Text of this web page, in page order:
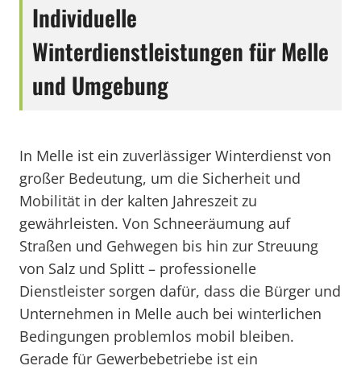
Individuelle
Winterdienstleistungen für Melle
und Umgebung
In Melle ist ein zuverlässiger Winterdienst von
großer Bedeutung, um die Sicherheit und
Mobilität in der kalten Jahreszeit zu
gewährleisten. Von Schneeräumung auf
Straßen und Gehwegen bis hin zur Streuung
von Salz und Splitt – professionelle
Dienstleister sorgen dafür, dass die Bürger und
Unternehmen in Melle auch bei winterlichen
Bedingungen problemlos mobil bleiben.
Gerade für Gewerbebetriebe ist ein